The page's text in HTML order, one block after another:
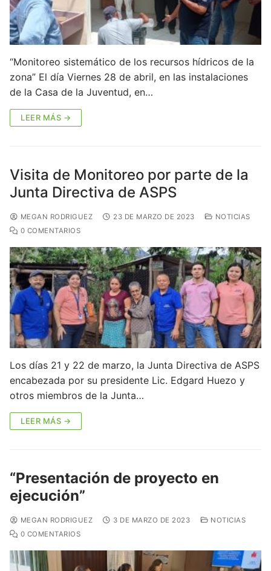
“Monitoreo sistemático de los recursos hídricos de la
zona” El día Viernes 28 de abril, en las instalaciones
de la Casa de la Juventud, en…
LEER MÁS →
Visita de Monitoreo por parte de la
Junta Directiva de ASPS
MEGAN RODRIGUEZ 23 DE MARZO DE 2023
NOTICIAS
0 COMENTARIOS
Los días 21 y 22 de marzo, la Junta Directiva de ASPS
encabezada por su presidente Lic. Edgard Huezo y
otros miembros de la Junta…
LEER MÁS →
“Presentación de proyecto en
ejecución”
MEGAN RODRIGUEZ 3 DE MARZO DE 2023
NOTICIAS
0 COMENTARIOS